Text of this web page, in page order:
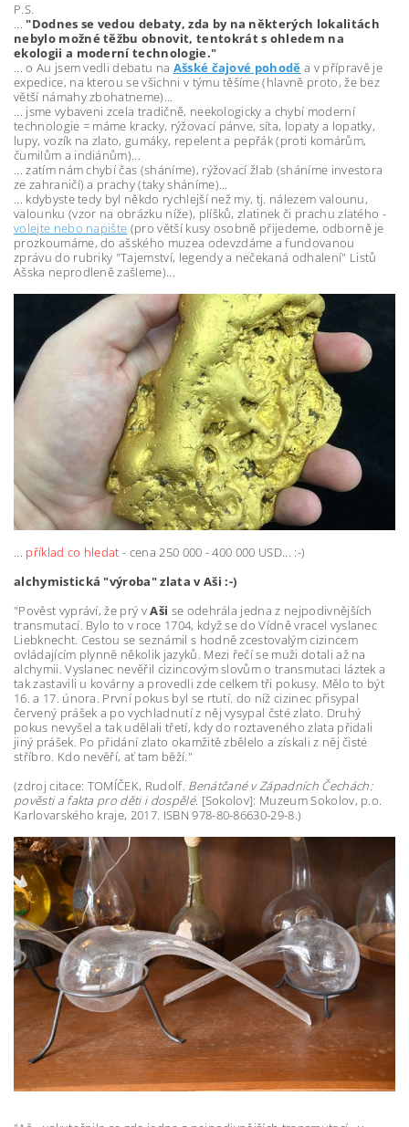
P.S.
... "Dodnes se vedou debaty, zda by na některých lokalitách
nebylo možné těžbu obnovit, tentokrát s ohledem na
ekologii a moderní technologie."
... o Au jsem vedli debatu na Ašské čajové pohodě a v přípravě je
expedice, na kterou se všichni v týmu těšíme (hlavně proto, že bez
větší námahy zbohatneme)...
... jsme vybaveni zcela tradičně, neekologicky a chybí moderní
technologie = máme kracky, rýžovací pánve, síta, lopaty a lopatky,
lupy, vozík na zlato, gumáky, repelent a pepřák (proti komárům,
čumilům a indiánům)...
... zatím nám chybí čas (sháníme), rýžovací žlab (sháníme investora
ze zahraničí) a prachy (taky sháníme)...
... kdybyste tedy byl někdo rychlejší než my, tj. nálezem valounu,
valounku (vzor na obrázku níže), plíšků, zlatinek či prachu zlatého -
volejte nebo napište (pro větší kusy osobně přijedeme, odborně je
prozkoumáme, do ašského muzea odevzdáme a fundovanou
zprávu do rubriky "Tajemství, legendy a nečekaná odhalení" Listů
Ašska neprodleně zašleme)...
... příklad co hledat - cena 250 000 - 400 000 USD... :-)
alchymistická "výroba" zlata v Aši :-)
"Pověst vypráví, že prý vAši se odehrála jedna z nejpodivnějších
transmutací. Bylo to v roce 1704, když se do Vídně vracel vyslanec
Liebknecht. Cestou se seznámil s hodně zcestovalým cizincem
ovládajícím plynně několik jazyků. Mezi řečí se muži dotali až na
alchymii. Vyslanec nevěřil cizincovým slovům o transmutaci láztek a
tak zastavili u kovárny a provedli zde celkem tři pokusy. Mělo to být
16. a 17. února. První pokus byl se rtutí. do níž cizinec přisypal
červený prášek a po vychladnutí z něj vysypal čsté zlato. Druhý
pokus nevyšel a tak udělali třetí, kdy do roztaveného zlata přidali
jiný prášek. Po přidání zlato okamžitě zbělelo a získali z něj čisté
stříbro. Kdo nevěří, ať tam běží."
(zdroj citace: TOMÍČEK, Rudolf. Benátčané v Západních Čechách:
pověsti a fakta pro děti i dospělé. [Sokolov]: Muzeum Sokolov, p.o.
Karlovarského kraje, 2017. ISBN 978-80-86630-29-8.)